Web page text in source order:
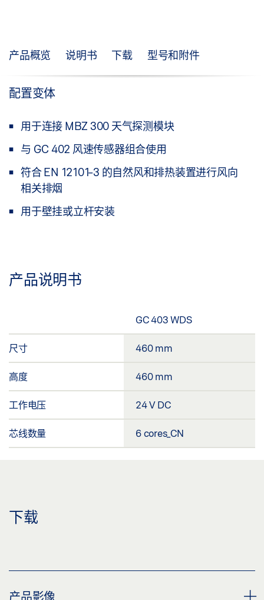
产品概览 说明书 下载 型号和附件
配置变体
用于连接 MBZ 300 天气探测模块
与 GC 402 风速传感器组合使用
符合 EN 12101-3 的自然风和排热装置进行风向
相关排烟
用于壁挂或立杆安装
产品说明书
GC 403 WDS
尺寸 460 mm
高度 460 mm
工作电压 24 V DC
芯线数量 6 cores_CN
下载
产品影像